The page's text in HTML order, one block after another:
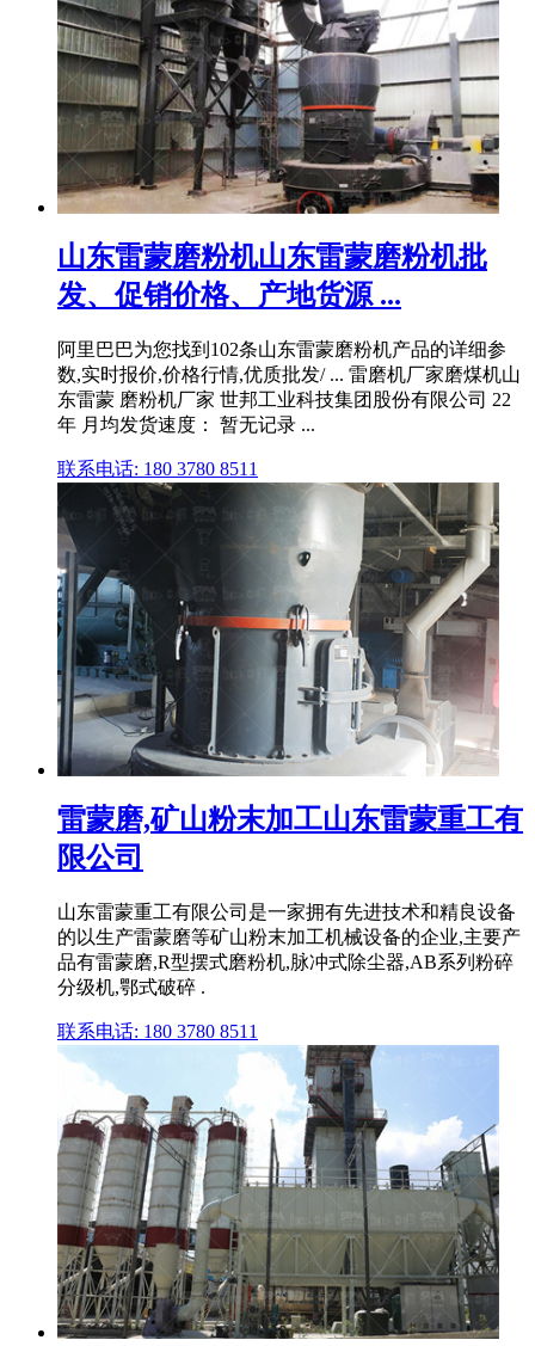
山东雷蒙磨粉机山东雷蒙磨粉机批
发、促销价格、产地货源 ...
阿里巴巴为您找到102条山东雷蒙磨粉机产品的详细参
数,实时报价,价格行情,优质批发/ ... 雷磨机厂家磨煤机山
东雷蒙 磨粉机厂家 世邦工业科技集团股份有限公司 22
年 月均发货速度： 暂无记录 ...
联系电话: 180 3780 8511
雷蒙磨,矿山粉末加工山东雷蒙重工有
限公司
山东雷蒙重工有限公司是一家拥有先进技术和精良设备
的以生产雷蒙磨等矿山粉末加工机械设备的企业,主要产
品有雷蒙磨,R型摆式磨粉机,脉冲式除尘器,AB系列粉碎
分级机,鄂式破碎 .
联系电话: 180 3780 8511